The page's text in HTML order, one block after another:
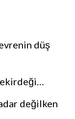
düş
değilken